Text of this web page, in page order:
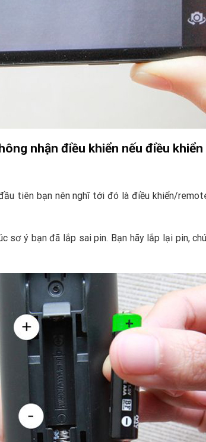
nhận điều khiển nếu điều
tiên bạn nên nghĩ tới đó là điều khiển/
sơ ý bạn đã lắp sai pin. Bạn hãy lắp lại pin,